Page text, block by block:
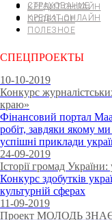
СТРАХОВАНИЕ
КРЕДИТ ОНЛАЙН
ПОЛЕЗНОЕ
КРЕДИТ ОНЛАЙН
ПОЛЕЗНОЕ
СПЕЦПРОЕКТЫ
10-10-2019
Конкурс
краю»
Фінансовий портал
робіт, завдяки якому
успішні приклади
24-09-2019
Історії громад України:
Конкурс здобутків
культурній сферах
11-09-2019
Проект МОЛОДЬ ЗНАЄ